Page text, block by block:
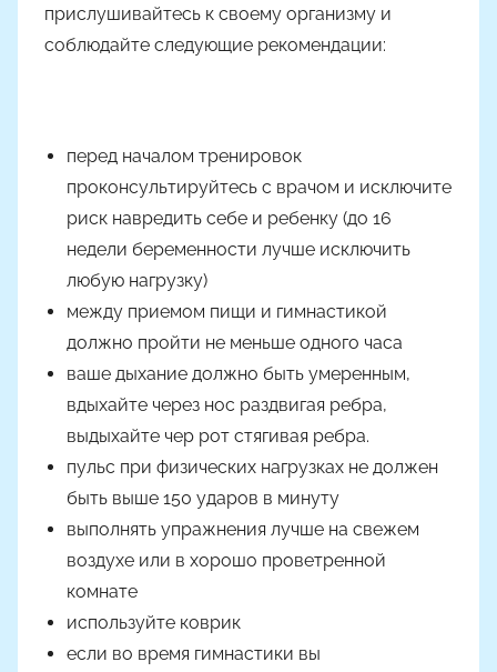
о
м
т
я
Ч
а
ю
к
прислушивайтесь к своему организму и
соблюдайте следующие рекомендации:
перед началом тренировок
проконсультируйтесь с врачом и исключите
риск навредить себе и ребенку (до 16
недели беременности лучше исключить
любую нагрузку)
между приемом пищи и гимнастикой
должно пройти не меньше одного часа
ваше дыхание должно быть умеренным,
вдыхайте через нос раздвигая ребра,
выдыхайте чер рот стягивая ребра.
пульс при физических нагрузках не должен
быть выше 150 ударов в минуту
выполнять упражнения лучше на свежем
воздухе или в хорошо проветренной
комнате
используйте коврик
если во время гимнастики вы